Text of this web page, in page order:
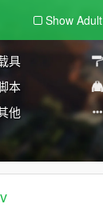
Show Adult
具
本
他